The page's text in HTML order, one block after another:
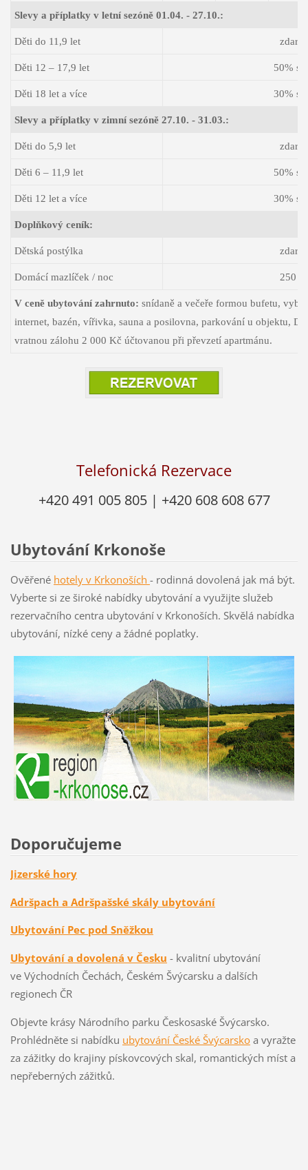
Slevy a příplatky v letní sezóně 01.04. - 27.10.:
Děti do 11,9 let
Děti 12 – 17,9 let 50%
Děti 18 let a více 30%
Slevy a příplatky v zimní sezóně 27.10. - 31.03.:
Děti do 5,9 let
Děti 6 – 11,9 let 50%
Děti 12 let a více 30%
Doplňkový ceník:
Dětská postýlka
Domácí mazlíček / noc 250
V ceně ubytování zahrnuto: snídaně a večeře formou bufetu,
internet, bazén, vířivka, sauna a posilovna, parkování u objektu,
vratnou zálohu 2 000 Kč účtovanou při převzetí apartmánu.
Telefonická Rezervace
+420 491 005 805 | +420 608 608 677
Ubytování Krkonoše
Ověřené hotely v Krkonoších - rodinná dovolená jak má být.
Vyberte si ze široké nabídky ubytování a využijte služeb
rezervačního centra ubytování v Krkonoších. Skvělá nabídka
ubytování, nízké ceny a žádné poplatky.
Doporučujeme
Jizerské hory
Adršpach a Adršpašské skály ubytování
Ubytování Pec pod Sněžkou
Ubytování a dovolená v Česku - kvalitní ubytování
ve Východních Čechách, Českém Švýcarsku a dalších
regionech ČR
Objevte krásy Národního parku Českosaské Švýcarsko.
Prohlédněte si nabídku ubytování České Švýcarskoa vyražte
za zážitky do krajiny pískovcových skal, romantických míst a
nepřeberných zážitků.